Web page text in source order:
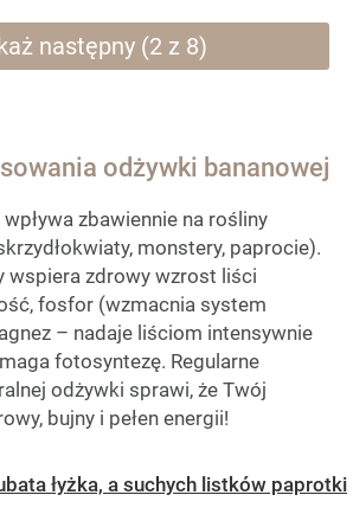
następny (2 z 8)
odżywki bananowej
zbawiennie na rośliny
monstery, paprocie).
wspiera zdrowy wzrost liści
fosfor (wzmacnia system
– nadaje liściom intensywnie
fotosyntezę. Regularne
odżywki sprawi, że Twój
bujny i pełen energii!
łyżka, a suchych listków paprotki